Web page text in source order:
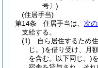
号〕)
(住居手当)
第14条
住居手当は、 次
支給する。
(1)
自ら居住するため
じ。)を借り受け、月
を含む。以下同じ。)